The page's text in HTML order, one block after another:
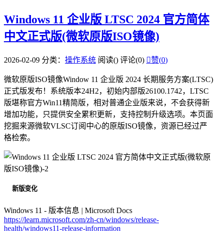
Windows 11 企业版 LTSC 2024 官方简体
中文正式版(微软原版ISO镜像)
2026-02-09 分类： 操作系统 阅读() 评论(0) 赞(0)
微软原版ISO镜像Window 11 企业版 2024 长期服务方案(LTSC)
正式版发布！系统版本24H2，初始内部版26100.1742，LTSC
版堪称官方Win11精简版，相对普通企业版来说，不会获得新
增加功能，只提供安全累积更新，支持控制升级选项。本页面
挖掘来源微软VLSC订阅中心的原版ISO镜像，资源已经过严
格检索。
新版变化
Windows 11 - 版本信息 | Microsoft Docs
https://learn.microsoft.com/zh-cn/windows/release-
health/windows11-release-information